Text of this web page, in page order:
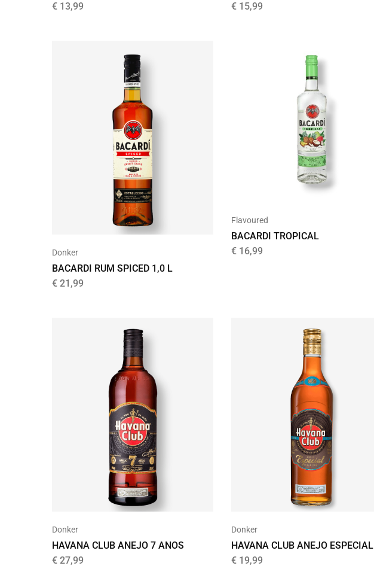
€ 13,99
€ 15,99
Donker
BACARDI RUM SPICED 1,0 L
€ 21,99
Flavoured
BACARDI TROPICAL
€ 16,99
Donker
HAVANA CLUB ANEJO 7 ANOS
€ 27,99
Donker
HAVANA CLUB ANEJO ESPECIAL
€ 19,99